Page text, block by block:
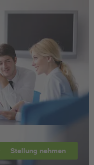
Stellung nehmen